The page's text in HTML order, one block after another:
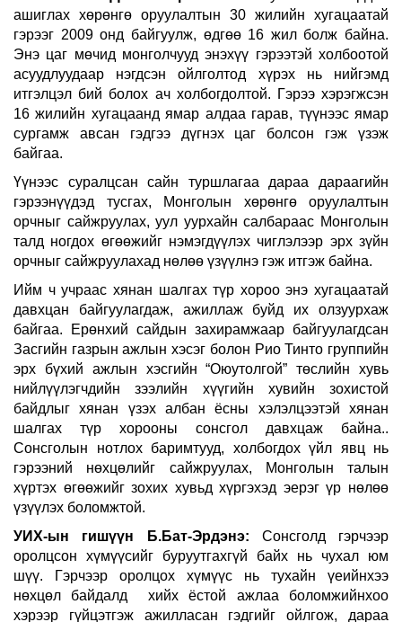
ашиглах хөрөнгө оруулалтын 30 жилийн хугацаатай
гэрээг 2009 онд байгуулж, өдгөө 16 жил болж байна.
Энэ цаг мөчид монголчууд энэхүү гэрээтэй холбоотой
асуудлуудаар нэгдсэн ойлголтод хүрэх нь нийгэмд
итгэлцэл бий болох ач холбогдолтой. Гэрээ хэрэгжсэн
16 жилийн хугацаанд ямар алдаа гарав, түүнээс ямар
сургамж авсан гэдгээ дүгнэх цаг болсон гэж үзэж
байгаа.
Үүнээс суралцсан сайн туршлагаа дараа дараагийн
гэрээнүүдэд тусгах, Монголын хөрөнгө оруулалтын
орчныг сайжруулах, уул уурхайн салбараас Монголын
талд ногдох өгөөжийг нэмэгдүүлэх чиглэлээр эрх зүйн
орчныг сайжруулахад нөлөө үзүүлнэ гэж итгэж байна.
Ийм ч учраас хянан шалгах түр хороо энэ хугацаатай
давхцан байгуулагдаж, ажиллаж буйд их олзуурхаж
байгаа. Ерөнхий сайдын захирамжаар байгуулагдсан
Засгийн газрын ажлын хэсэг болон Рио Тинто группийн
эрх бүхий ажлын хэсгийн “Оюутолгой” төслийн хувь
нийлүүлэгчдийн зээлийн хүүгийн хувийн зохистой
байдлыг хянан үзэх албан ёсны хэлэлцээтэй хянан
шалгах түр хорооны сонсгол давхцаж байна..
Сонсголын нотлох баримтууд, холбогдох үйл явц нь
гэрээний нөхцөлийг сайжруулах, Монголын талын
хүртэх өгөөжийг зохих хувьд хүргэхэд эерэг үр нөлөө
үзүүлэх боломжтой.
УИХ-ын гишүүн Б.Бат-Эрдэнэ: Сонсголд гэрчээр
оролцсон хүмүүсийг буруутгахгүй байх нь чухал юм
шүү. Гэрчээр оролцох хүмүүс нь тухайн үеийнхээ
нөхцөл байдалд хийх ёстой ажлаа боломжийнхоо
хэрээр гүйцэтгэж ажилласан гэдгийг ойлгож, дараа